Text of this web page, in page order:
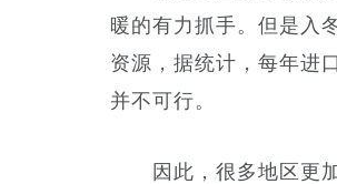
暖的有力抓手。但是入
资源，据统计，每年进
并不可行。
因此，很多地区更